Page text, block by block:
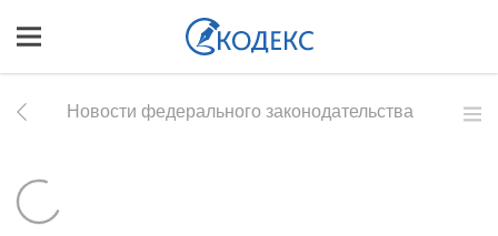
Новости федерального законодательства